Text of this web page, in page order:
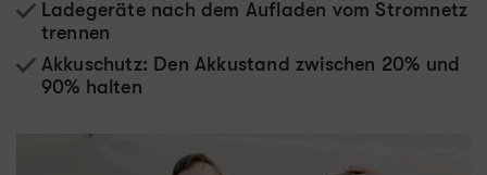
Ladegeräte nach dem Aufladen vom Stromnetz
trennen
Akkuschutz: Den Akkustand zwischen 20% und
90% halten